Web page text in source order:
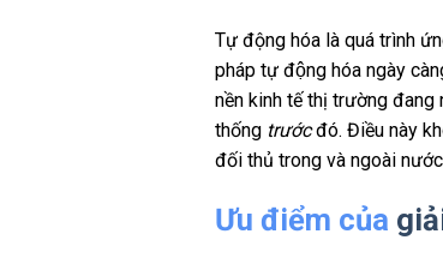
Tự động hóa là quá trình
pháp tự động hóa ngày
nền kinh tế thị trường đang
thốngtrướcđó. Điều này
đối thủ trong và ngoài
Ưu điểm của